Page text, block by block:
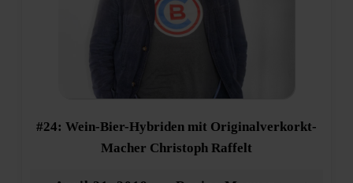
#24: Wein-Bier-Hybriden mit Originalverkorkt-
Macher Christoph Raffelt